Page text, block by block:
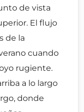
de vista
El flujo
de la
cuando
rugiente.
a lo largo
donde